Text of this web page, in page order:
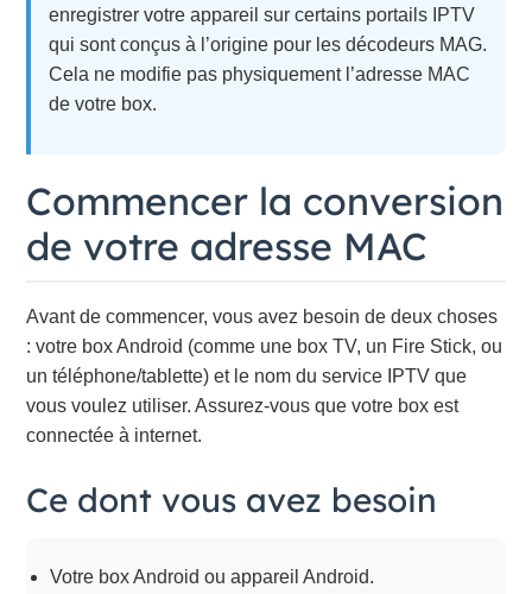
enregistrer votre appareil sur certains portails IPTV
qui sont conçus à l’origine pour les décodeurs MAG.
Cela ne modifie pas physiquement l’adresse MAC
de votre box.
Commencer la conversion
de votre adresse MAC
Avant de commencer, vous avez besoin de deux choses
: votre box Android (comme une box TV, un Fire Stick, ou
un téléphone/tablette) et le nom du service IPTV que
vous voulez utiliser. Assurez-vous que votre box est
connectée à internet.
Ce dont vous avez besoin
Votre box Android ou appareil Android.